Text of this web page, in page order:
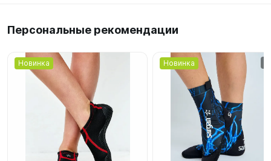
Персональные рекомендации
Новинка Новинка